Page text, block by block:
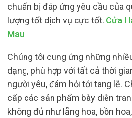
chuẩn bị đáp ứng yêu cầu của
lượng tốt dịch vụ cực tốt. Cửa
Mau
Chúng tôi cung ứng những
dạng, phù hợp với tất cả thời
người yêu, đám hỏi tới tang lễ.
cấp các sản phẩm bày diễn
không đủ như lẵng hoa, bồn